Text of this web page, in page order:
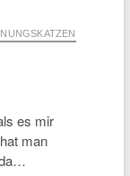
es mir
man